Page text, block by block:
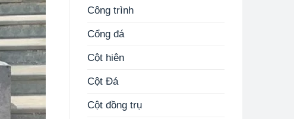
Công trình
Cổng đá
Cột hiên
Cột Đá
Cột đồng trụ